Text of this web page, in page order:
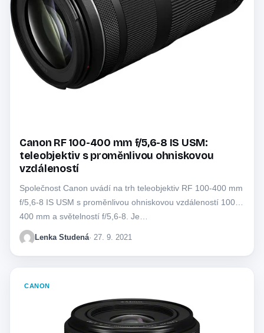
Canon RF 100-400 mm f/5,6-8 IS USM:
teleobjektiv s proměnlivou ohniskovou
vzdáleností
Společnost Canon uvádí na trh teleobjektiv RF 100-400 mm
f/5,6-8 IS USM s proměnlivou ohniskovou vzdáleností 100-
400 mm a světelností f/5,6-8. Je…
Lenka Studená· 27. 9. 2021
CANON